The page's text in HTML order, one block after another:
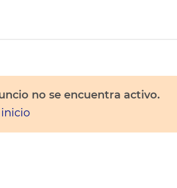
no se encuentra activo.